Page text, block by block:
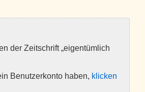
der Zeitschrift „eigentümlich
Benutzerkonto haben, klicken